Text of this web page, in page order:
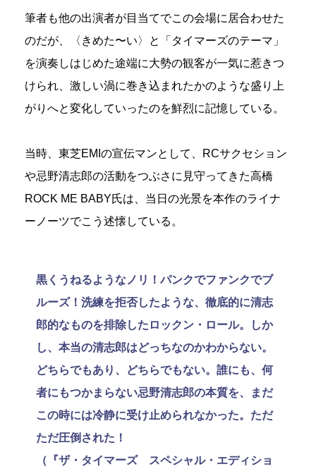
筆者も他の出演者が目当てでこの会場に居合わせた
のだが、〈きめた〜い〉と「タイマーズのテーマ」
を演奏しはじめた途端に大勢の観客が一気に惹きつ
けられ、激しい渦に巻き込まれたかのような盛り上
がりへと変化していったのを鮮烈に記憶している。
当時、東芝EMIの宣伝マンとして、RCサクセション
や忌野清志郎の活動をつぶさに見守ってきた高橋
ROCK ME BABY氏は、当日の光景を本作のライナ
ーノーツでこう述懐している。
黒くうねるようなノリ！パンクでファンクでブ
ルーズ！洗練を拒否したような、徹底的に清志
郎的なものを排除したロックン・ロール。しか
し、本当の清志郎はどっちなのかわからない。
どちらでもあり、どちらでもない。誰にも、何
者にもつかまらない忌野清志郎の本質を、まだ
この時には冷静に受け止められなかった。ただ
ただ圧倒された！
（『ザ・タイマーズ スペシャル・エディショ